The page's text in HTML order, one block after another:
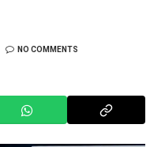
NO COMMENTS